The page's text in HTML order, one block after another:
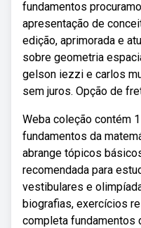
fundamentos
apresentação de
edição, aprimorada e
sobre geometria
gelson iezzi e carlos
sem juros. Opção de
Weba coleção contém
fundamentos da
abrange tópicos
recomendada para
vestibulares e
biografias, exercícios
completa fundamentos